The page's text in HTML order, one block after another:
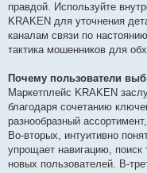
правдой. Используйте
KRAKEN для уточнения
каналам связи по
тактика мошенников для
Почему пользователи
Маркетплейс KRAKEN
благодаря сочетанию
разнообразный
Во-вторых, интуитивно
упрощает навигацию,
новых пользователей. В-